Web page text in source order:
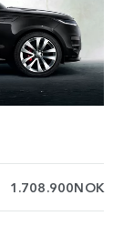
1.708.900NOK